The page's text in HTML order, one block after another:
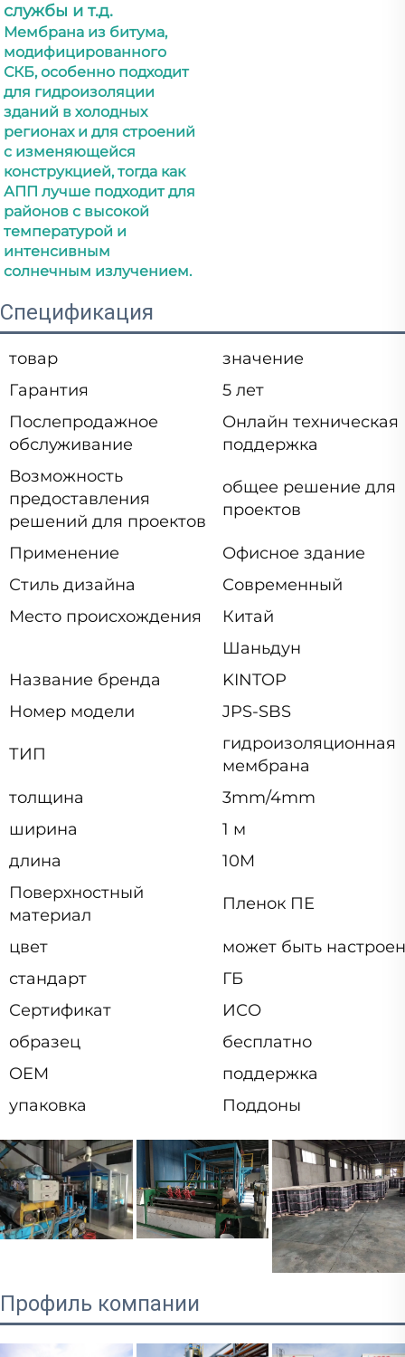
службы и т.д.
Мембрана из битума,
модифицированного
СКБ, особенно подходит
для гидроизоляции
зданий в холодных
регионах и для строений
с изменяющейся
конструкцией, тогда как
АПП лучше подходит для
районов с высокой
температурой и
интенсивным
солнечным излучением.
Спецификация
товар
значение
Гарантия
5 лет
Послепродажное
обслуживание
Онлайн техническая
поддержка
Возможность
предоставления
решений для проектов
общее решение для
проектов
Применение
Офисное здание
Стиль дизайна
Современный
Место происхождения
Китай
Шаньдун
Название бренда
KINTOP
Номер модели
JPS-SBS
ТИП
гидроизоляционная
мембрана
толщина
3mm/4mm
ширина
1 м
длина
10M
Поверхностный
материал
Пленок ПЕ
цвет
может быть настроен
стандарт
ГБ
Сертификат
ИСО
образец
бесплатно
OEM
поддержка
упаковка
Поддоны
Профиль компании